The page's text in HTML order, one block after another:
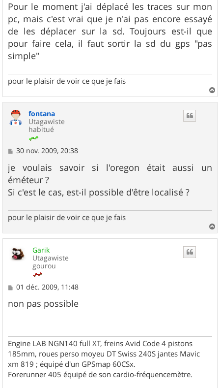
Pour le moment j'ai déplacé les traces sur mon
pc, mais c'est vrai que je n'ai pas encore essayé
de les déplacer sur la sd. Toujours est-il que
pour faire cela, il faut sortir la sd du gps "pas
simple"
pour le plaisir de voir ce que je fais
a
fontana
Utagawiste
habitué
M
s
s
a
g
e
30 nov. 2009, 20:38
je voulais savoir si l'oregon était aussi un
éméteur ?
Si c'est le cas, est-il possible d'être localisé ?
pour le plaisir de voir ce que je fais
a
Garik
Utagawiste
gourou
M
s
s
01 déc. 2009, 11:48
non pas possible
Engine LAB NGN140 full XT, freins Avid Code 4 pistons
185mm, roues perso moyeu DT Swiss 240S jantes Mavic
xm 819 ; équipé d'un GPSmap 60CSx.
Forerunner 405 équipé de son cardio-fréquencemètre.